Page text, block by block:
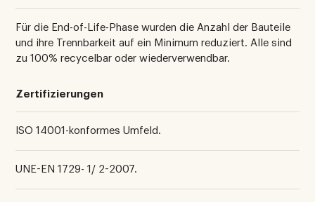
Für die End-of-Life-Phase wurden die Anzahl der Bauteile
und ihre Trennbarkeit auf ein Minimum reduziert. Alle sind
zu 100% recycelbar oder wiederverwendbar.
Zertifizierungen
ISO 14001-konformes Umfeld.
UNE-EN 1729- 1/ 2-2007.